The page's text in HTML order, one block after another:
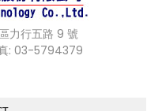
力行五路 9 號
: 03-5794379